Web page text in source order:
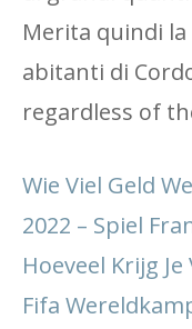
Merita quindi
abitanti di
regardless of
Wie Viel Geld
2022 – Spiel
Hoeveel Krijg
Fifa